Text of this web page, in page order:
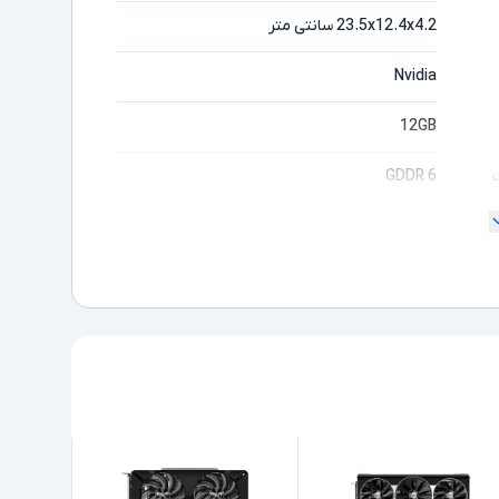
23.5x12.4x4.2 سانتی متر
Nvidia
12GB
GDDR 6